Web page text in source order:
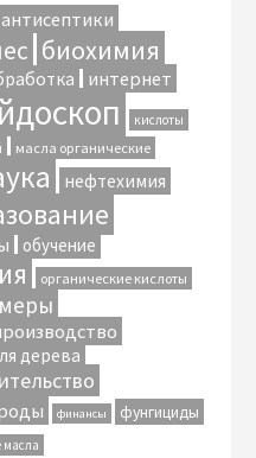
антисептики
биохимия
интернет
кислоты
масла органические
нефтехимия
обучение
органические кислоты
дерева
финансы фунгициды